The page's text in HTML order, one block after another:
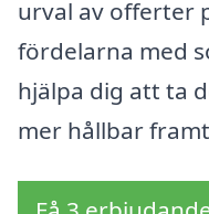
urval av offerter
fördelarna med
hjälpa dig att ta
mer hållbar